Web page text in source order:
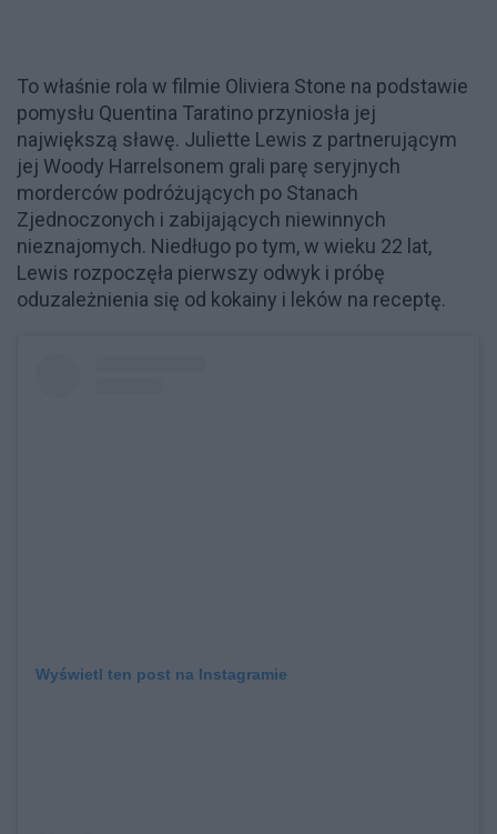
To właśnie rola w filmie Oliviera Stone na podstawie
pomysłu Quentina Taratino przyniosła jej
największą sławę. Juliette Lewis z partnerującym
jej Woody Harrelsonem grali parę seryjnych
morderców podróżujących po Stanach
Zjednoczonych i zabijających niewinnych
nieznajomych. Niedługo po tym, w wieku 22 lat,
Lewis rozpoczęła pierwszy odwyk i próbę
oduzależnienia się od kokainy i leków na receptę.
Wyświetl ten post na Instagramie